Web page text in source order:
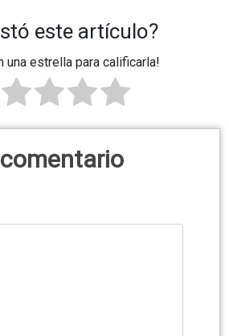
este artículo?
una estrella para calificarla!